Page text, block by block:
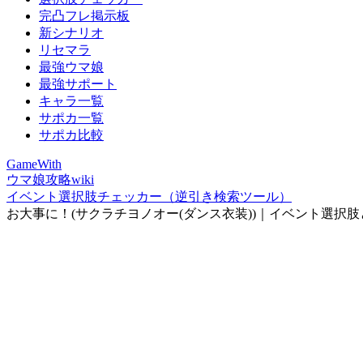
完凸フレ掲示板
新シナリオ
リセマラ
最強ウマ娘
最強サポート
キャラ一覧
サポカ一覧
サポカ比較
GameWith
ウマ娘攻略wiki
イベント選択肢チェッカー（逆引き検索ツール）
お大事に！(サクラチヨノオー(ダンス衣装))｜イベント選択肢